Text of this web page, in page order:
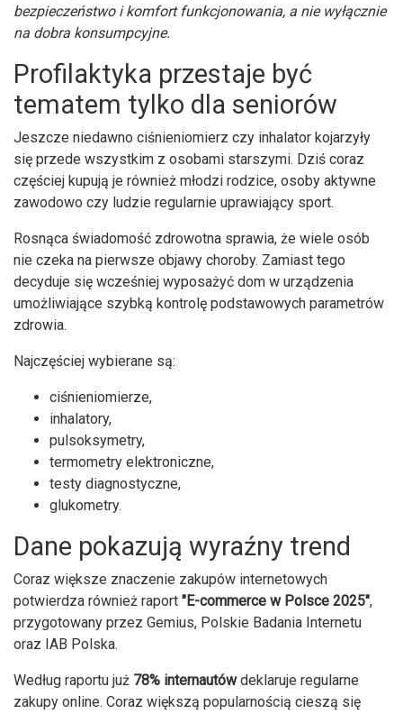
bezpieczeństwo i komfort funkcjonowania, a nie wyłącznie
na dobra konsumpcyjne.
Profilaktyka przestaje być
tematem tylko dla seniorów
Jeszcze niedawno ciśnieniomierz czy inhalator kojarzyły
się przede wszystkim z osobami starszymi. Dziś coraz
częściej kupują je również młodzi rodzice, osoby aktywne
zawodowo czy ludzie regularnie uprawiający sport.
Rosnąca świadomość zdrowotna sprawia, że wiele osób
nie czeka na pierwsze objawy choroby. Zamiast tego
decyduje się wcześniej wyposażyć dom w urządzenia
umożliwiające szybką kontrolę podstawowych parametrów
zdrowia.
Najczęściej wybierane są:
ciśnieniomierze,
inhalatory,
pulsoksymetry,
termometry elektroniczne,
testy diagnostyczne,
glukometry.
Dane pokazują wyraźny trend
Coraz większe znaczenie zakupów internetowych
potwierdza również raport "E-commerce w Polsce 2025",
przygotowany przez Gemius, Polskie Badania Internetu
oraz IAB Polska.
Według raportu już 78% internautówdeklaruje regularne
zakupy online. Coraz większą popularnością cieszą się